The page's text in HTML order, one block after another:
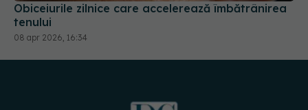
Obiceiurile zilnice care accelerează îmbătrânirea
tenului
08 apr 2026, 16:34